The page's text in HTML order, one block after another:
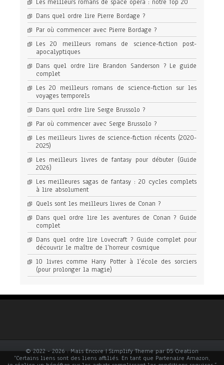
Les meilleurs romans de space opera : notre Top 20
Dans quel ordre lire Pierre Bordage ?
Par où commencer avec Pierre Bordage ?
Les 20 meilleurs romans de science-fiction post-
apocalyptiques
Dans quel ordre lire Brandon Sanderson ? Le guide
complet
Les 20 meilleurs romans de science-fiction sur les
voyages temporels
Dans quel ordre lire Serge Brussolo ?
Par où commencer avec Serge Brussolo ?
Les meilleurs livres de science-fiction récents (2020-
2025)
Les meilleurs livres de fantasy pour débuter (Guide
2026)
Les meilleures sagas de fantasy : 20 cycles complets
à lire absolument
Quels sont les meilleurs livres de Conan ?
Dans quel ordre lire les aventures de Conan ? Guide
complet
Dans quel ordre lire Lovecraft ? Guide complet pour
découvrir le maître de l’horreur cosmique
10 livres comme Harry Potter à l’école des sorciers
(pour prolonger la magie)
© 2022 - 2026 : Mais Encore | Simplify Theme par D5 Creation
“Certains liens sont des liens affiliés. En tant que Partenaire Amazon,